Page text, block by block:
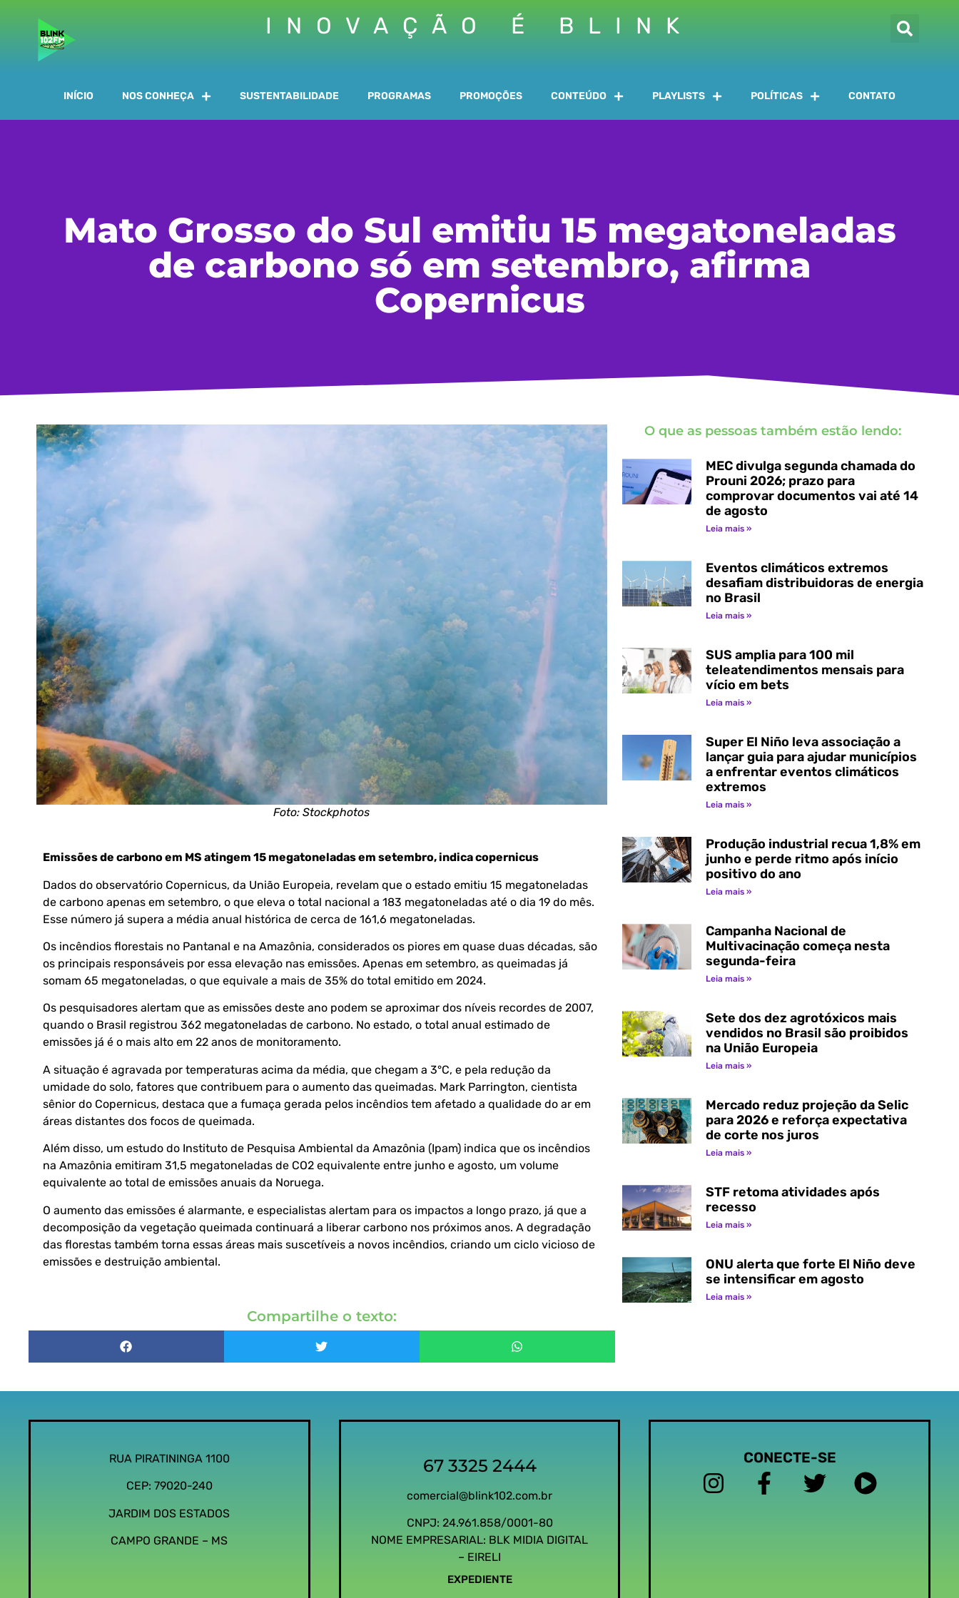
INOVAÇÃO É BLINK
INÍCIO NOS CONHEÇA SUSTENTABILIDADE PROGRAMAS PROMOÇÕES CONTEÚDO PLAYLISTS POLÍTICAS CONTATO
Mato Grosso do Sul emitiu 15 megatoneladas
de carbono só em setembro, afirma
Copernicus
Foto: Stockphotos
Emissões de carbono em MS atingem 15 megatoneladas em setembro, indica copernicus
Dados do observatório Copernicus, da União Europeia, revelam que o estado emitiu 15 megatoneladas
de carbono apenas em setembro, o que eleva o total nacional a 183 megatoneladas até o dia 19 do mês.
Esse número já supera a média anual histórica de cerca de 161,6 megatoneladas.
Os incêndios florestais no Pantanal e na Amazônia, considerados os piores em quase duas décadas, são
os principais responsáveis por essa elevação nas emissões. Apenas em setembro, as queimadas já
somam 65 megatoneladas, o que equivale a mais de 35% do total emitido em 2024.
Os pesquisadores alertam que as emissões deste ano podem se aproximar dos níveis recordes de 2007,
quando o Brasil registrou 362 megatoneladas de carbono. No estado, o total anual estimado de
emissões já é o mais alto em 22 anos de monitoramento.
A situação é agravada por temperaturas acima da média, que chegam a 3°C, e pela redução da
umidade do solo, fatores que contribuem para o aumento das queimadas. Mark Parrington, cientista
sênior do Copernicus, destaca que a fumaça gerada pelos incêndios tem afetado a qualidade do ar em
áreas distantes dos focos de queimada.
Além disso, um estudo do Instituto de Pesquisa Ambiental da Amazônia (Ipam) indica que os incêndios
na Amazônia emitiram 31,5 megatoneladas de CO2 equivalente entre junho e agosto, um volume
equivalente ao total de emissões anuais da Noruega.
O aumento das emissões é alarmante, e especialistas alertam para os impactos a longo prazo, já que a
decomposição da vegetação queimada continuará a liberar carbono nos próximos anos. A degradação
das florestas também torna essas áreas mais suscetíveis a novos incêndios, criando um ciclo vicioso de
emissões e destruição ambiental.
Compartilhe o texto:
O que as pessoas também estão lendo:
MEC divulga segunda chamada do
Prouni 2026; prazo para
comprovar documentos vai até 14
de agosto
Leia mais »
Eventos climáticos extremos
desafiam distribuidoras de energia
no Brasil
Leia mais »
SUS amplia para 100 mil
teleatendimentos mensais para
vício em bets
Leia mais »
Super El Niño leva associação a
lançar guia para ajudar municípios
a enfrentar eventos climáticos
extremos
Leia mais »
Produção industrial recua 1,8% em
junho e perde ritmo após início
positivo do ano
Leia mais »
Campanha Nacional de
Multivacinação começa nesta
segunda-feira
Leia mais »
Sete dos dez agrotóxicos mais
vendidos no Brasil são proibidos
na União Europeia
Leia mais »
Mercado reduz projeção da Selic
para 2026 e reforça expectativa
de corte nos juros
Leia mais »
STF retoma atividades após
recesso
Leia mais »
ONU alerta que forte El Niño deve
se intensificar em agosto
Leia mais »
RUA PIRATININGA 1100
CEP: 79020-240
JARDIM DOS ESTADOS
CAMPO GRANDE – MS
67 3325 2444
comercial@blink102.com.br
CNPJ: 24.961.858/0001-80
NOME EMPRESARIAL: BLK MIDIA DIGITAL
– EIRELI
EXPEDIENTE
CONECTE-SE